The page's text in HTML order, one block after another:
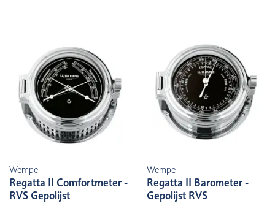
Wempe
Regatta II Comfortmeter -
RVS Gepolijst
Wempe
Regatta II Barometer -
Gepolijst RVS